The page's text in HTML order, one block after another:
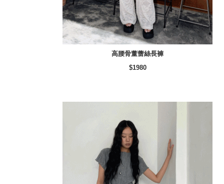
高腰骨董蕾絲長褲
$1980